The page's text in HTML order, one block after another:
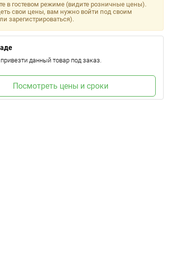
в гостевом режиме (видите розничные цены).
свои цены, вам нужно войти под своим
зарегистрироваться).
данный товар под заказ.
Посмотреть цены и сроки